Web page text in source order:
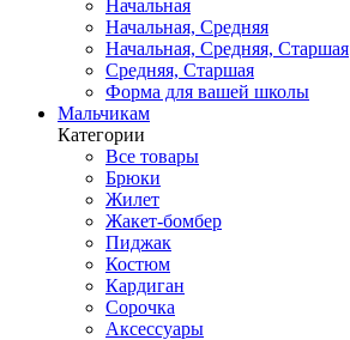
Начальная
Начальная, Средняя
Начальная, Средняя, Старшая
Средняя, Старшая
Форма для вашей школы
Мальчикам
Категории
Все товары
Брюки
Жилет
Жакет-бомбер
Пиджак
Костюм
Кардиган
Сорочка
Аксессуары